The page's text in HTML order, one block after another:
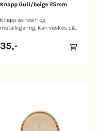
Knapp Gull/beige 25mm
Knapp av resin og
metallegering. kan vaskes på
25mm
35,-